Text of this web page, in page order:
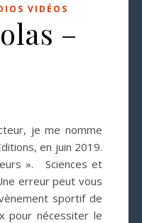
VIDÉOS
–
je me nomme
en juin 2019.
». Sciences et
erreur peut vous
sportif de
pour nécessiter le